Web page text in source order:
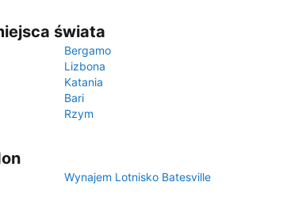
świata
Bergamo
Lizbona
Katania
Bari
Rzym
Wynajem Lotnisko Batesville